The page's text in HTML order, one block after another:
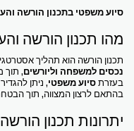
סיוע משפטי בתכנון הורשה
מהו תכנון הורשה
תכנון הורשה הוא תהליך
נכסים למשפחה וליורשים, תוך
בעזרתסיוע משפטי, ניתן
בהתאם לרצון המצווה, תוך
יתרונות תכנון הורשה